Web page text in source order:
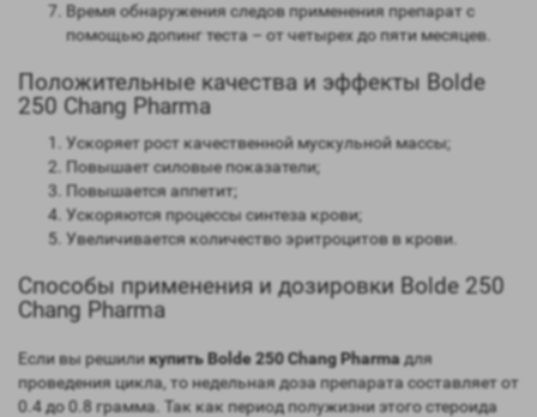
Время обнаружения следов применения препарат с
помощью допинг теста – от четырех до пяти месяцев.
Положительные качества и эффекты Bolde
250 Chang Pharma
Ускоряет рост качественной мускульной массы;
Повышает силовые показатели;
Повышается аппетит;
Ускоряются процессы синтеза крови;
Увеличивается количество эритроцитов в крови.
Способы применения и дозировки Bolde 250
Chang Pharma
Если вы решиликупить Bolde 250 Chang Pharmaдля
проведения цикла, то недельная доза препарата составляет от
0.4 до 0.8 грамма. Так как период полужизни этого стероида